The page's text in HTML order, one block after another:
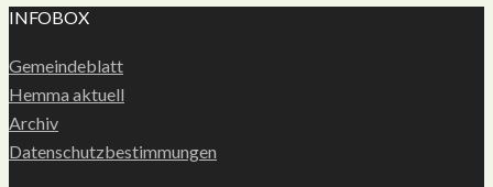
INFOBOX
Gemeindeblatt
Hemma aktuell
Archiv
Datenschutzbestimmungen